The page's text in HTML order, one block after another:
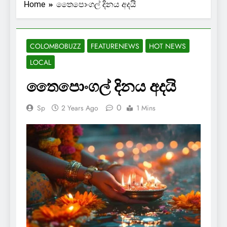
Home තෛපොංගල් දිනය අදයි
COLOMBOBUZZ FEATURENEWS
HOT NEWS
LOCAL
තෛපොංගල් දිනය අදයි
Sp 2 Years Ago 0 1 Mins